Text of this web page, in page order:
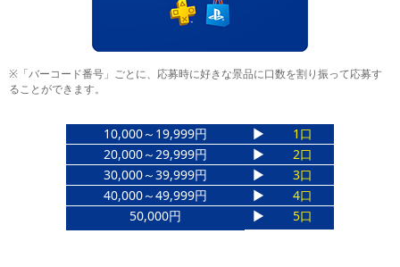
※「バーコード番号」ごとに、応募時に好きな景品に口数を割り振って応募す
ることができます。
10,000～19,999円
20,000～29,999円
30,000～39,999円
40,000～49,999円
50,000円
▶
▶
▶
▶
▶
1口
2口
3口
4口
5口